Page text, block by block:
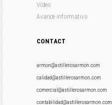
Vídeo
Avance informativo
CONTACT
armon@astillerosarmon.com
calidad@astillerosarmon.com
comercial@astillerosarmon.com
contabilidad@astillerosarmon.com